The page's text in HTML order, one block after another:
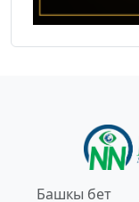
Башкы бет